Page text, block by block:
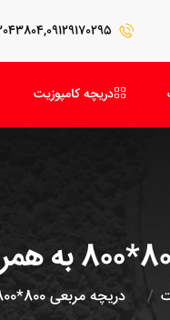
دریچه کامپوزیت
دریچه مربعی 800*800 به همراه فریم فلزي D400